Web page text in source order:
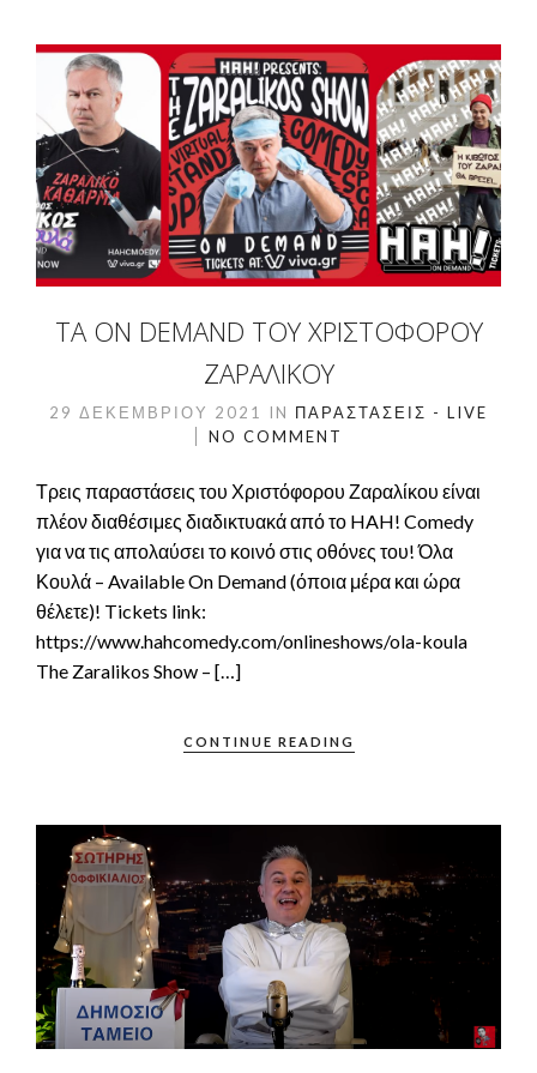
ΤΑ ON DEMAND ΤΟΥ ΧΡΙΣΤΌΦΟΡΟΥ
ΖΑΡΑΛΊΚΟΥ
29 ΔΕΚΕΜΒΡΊΟΥ 2021 IN ΠΑΡΑΣΤΆΣΕΙΣ - LIVE
NO COMMENT
Τρεις παραστάσεις του Χριστόφορου Ζαραλίκου είναι
πλέον διαθέσιμες διαδικτυακά από το HAH! Comedy
για να τις απολαύσει το κοινό στις οθόνες του! Όλα
Κουλά – Available On Demand (όποια μέρα και ώρα
θέλετε)! Tickets link:
https://www.hahcomedy.com/onlineshows/ola-koula
The Zaralikos Show – […]
CONTINUE READING